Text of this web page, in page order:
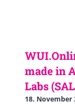
made in
Labs
18. November